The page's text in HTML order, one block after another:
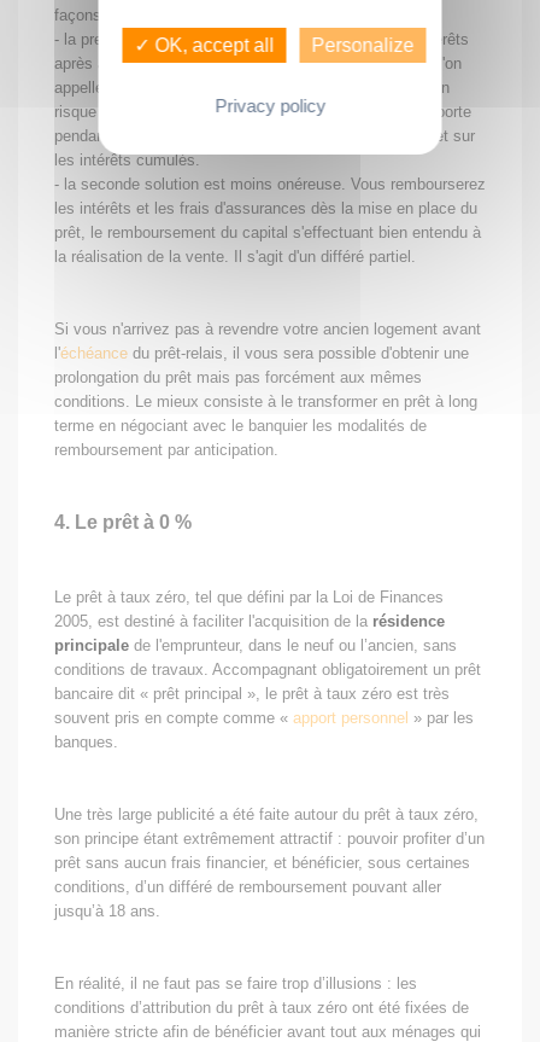
façons :
- la première consiste à rembourser le capital et les intérêts
après avoir vendu votre ancien logement. C'est ce que l'on
appelle un différé total de remboursement. Cette solution
risque de vous coûter cher car le montant des intérêts porte
pendant toute la durée du prêt sur la totalité du capital et sur
les intérêts cumulés.
- la seconde solution est moins onéreuse. Vous rembourserez
les intérêts et les frais d'assurances dès la mise en place du
prêt, le remboursement du capital s'effectuant bien entendu à
la réalisation de la vente. Il s'agit d'un différé partiel.
Si vous n'arrivez pas à revendre votre ancien logement avant
l'échéance du prêt-relais, il vous sera possible d'obtenir une
prolongation du prêt mais pas forcément aux mêmes
conditions. Le mieux consiste à le transformer en prêt à long
terme en négociant avec le banquier les modalités de
remboursement par anticipation.
4. Le prêt à 0 %
Le prêt à taux zéro, tel que défini par la Loi de Finances
2005, est destiné à faciliter l'acquisition de la résidence
principale de l'emprunteur, dans le neuf ou l’ancien, sans
conditions de travaux. Accompagnant obligatoirement un prêt
bancaire dit « prêt principal », le prêt à taux zéro est très
souvent pris en compte comme « apport personnel » par les
banques.
Une très large publicité a été faite autour du prêt à taux zéro,
son principe étant extrêmement attractif : pouvoir profiter d’un
prêt sans aucun frais financier, et bénéficier, sous certaines
conditions, d’un différé de remboursement pouvant aller
jusqu’à 18 ans.
En réalité, il ne faut pas se faire trop d’illusions : les
conditions d’attribution du prêt à taux zéro ont été fixées de
manière stricte afin de bénéficier avant tout aux ménages qui
✓ OK, accept all Personalize
Privacy policy